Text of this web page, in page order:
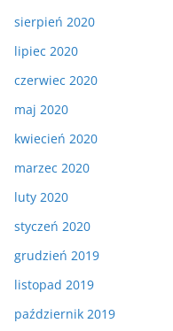
sierpień 2020
lipiec 2020
czerwiec 2020
maj 2020
kwiecień 2020
marzec 2020
luty 2020
styczeń 2020
grudzień 2019
listopad 2019
październik 2019